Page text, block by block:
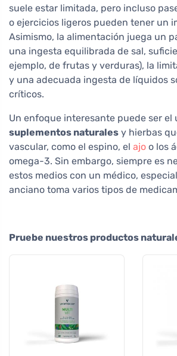
suele estar limitada, pero incluso
o ejercicios ligeros pueden tener un
Asimismo, la alimentación juega un
una ingesta equilibrada de sal,
ejemplo, de frutas y verduras), la
y una adecuada ingesta de líquidos
críticos.
Un enfoque interesante puede ser el
suplementos naturales y hierbas
vascular, como el espino, el ajo o los
omega-3. Sin embargo, siempre es
estos medios con un médico,
anciano toma varios tipos de
Pruebe nuestros productos